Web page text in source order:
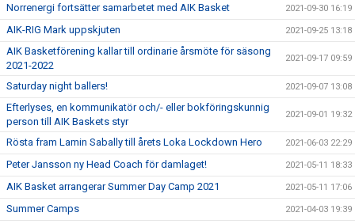
Norrenergi fortsätter samarbetet med AIK Basket 2021-09-30 16:19
AIK-RIG Mark uppskjuten 2021-09-25 13:18
AIK Basketförening kallar till ordinarie årsmöte för säsong
2021-2022
2021-09-17 09:59
Saturday night ballers! 2021-09-07 13:08
Efterlyses, en kommunikatör och/- eller bokföringskunnig
person till AIK Baskets styr
2021-09-01 19:32
Rösta fram Lamin Sabally till årets Loka Lockdown Hero 2021-06-03 22:29
Peter Jansson ny Head Coach för damlaget! 2021-05-11 18:33
AIK Basket arrangerar Summer Day Camp 2021 2021-05-11 17:06
Summer Camps 2021-04-03 19:39